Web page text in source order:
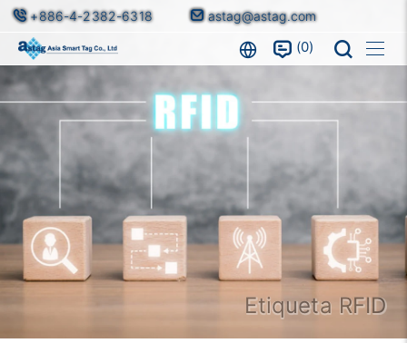
+886-4-2382-6318 astag@astag.com
0
Etiqueta RFID